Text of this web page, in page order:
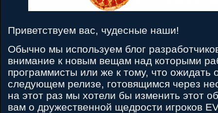
Приветствуем вас, чудесные наши!
Обычно мы используем блог
внимание к новым вещам над которыми
программисты или же к тому, что ожидать
следующем релизе, готовящимся через
на этот раз мы хотели бы изменить этот
вам о дружественной щедрости игроков